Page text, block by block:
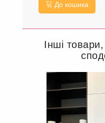
До кошика
Інші